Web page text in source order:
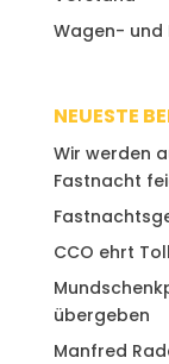
Wagen- und
NEUESTE
Wir werden
Fastnacht
CCO ehrt
übergeben
Manfred